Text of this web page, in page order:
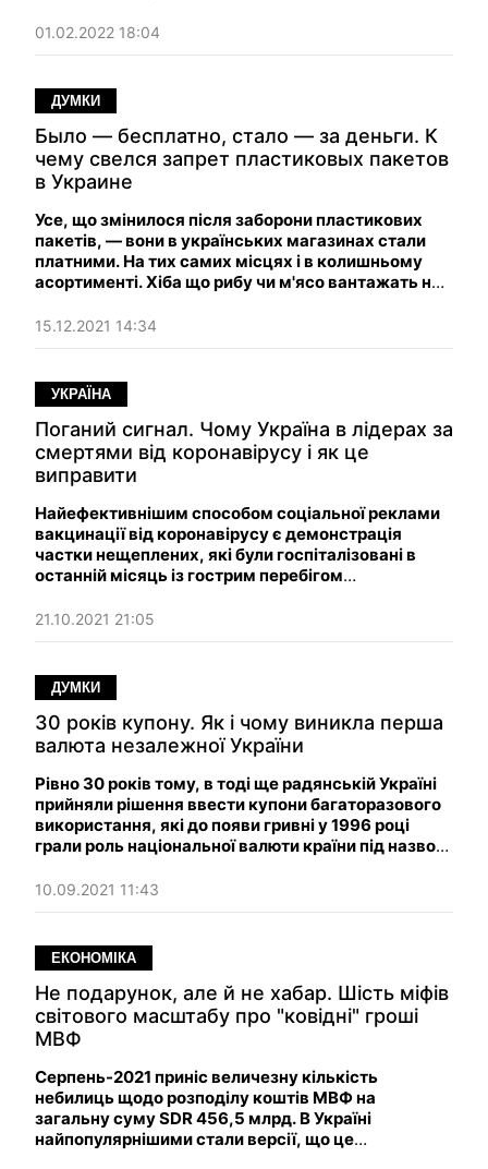
ГТС.
01.02.2022 18:04
ДУМКИ
Было — бесплатно, стало — за деньги. К
чему свелся запрет пластиковых пакетов
в Украине
Усе, що змінилося після заборони пластикових
пакетів, — вони в українських магазинах стали
платними. На тих самих місцях і в колишньому
асортименті. Хіба що рибу чи м'ясо вантажать не
тепер у підтьоках.
15.12.2021 14:34
УКРАЇНА
Поганий сигнал. Чому Україна в лідерах за
смертями від коронавірусу і як це
виправити
Найефективнішим способом соціальної реклами
вакцинації від коронавірусу є демонстрація
частки нещеплених, які були госпіталізовані в
останній місяць із гострим перебігом
21.10.2021 21:05
ДУМКИ
30 років купону. Як і чому виникла перша
валюта незалежної України
Рівно 30 років тому, в тоді ще радянській Україні
прийняли рішення ввести купони багаторазового
використання, які до появи гривні у 1996 році
грали роль національної валюти країни під назвою
10.09.2021 11:43
ЕКОНОМІКА
Не подарунок, але й не хабар. Шість міфів
світового масштабу про "ковідні" гроші
МВФ
Серпень-2021 приніс величезну кількість
небилиць щодо розподілу коштів МВФ на
загальну суму SDR 456,5 млрд. В Україні
найпопулярнішими стали версії, що це